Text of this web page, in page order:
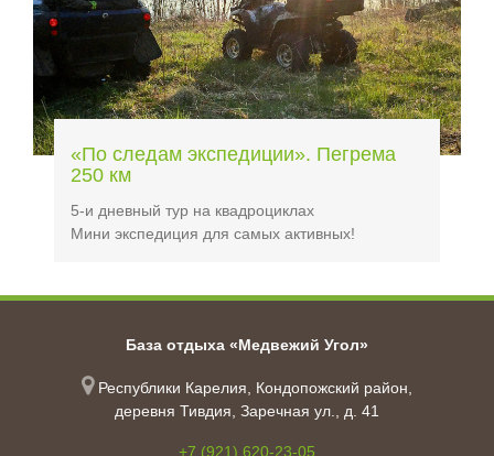
«По следам экспедиции». Пегрема
250 км
5-и дневный тур на квадроциклах
Мини экспедиция для самых активных!
База отдыха «Медвежий Угол»
Республики Карелия, Кондопожский район,
деревня Тивдия, Заречная ул., д. 41
+7 (921) 620-23-05